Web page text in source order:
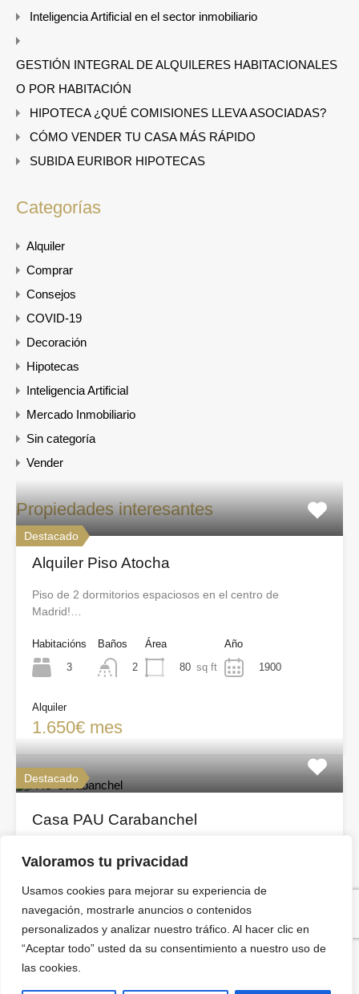
Valoramos tu privacidad
Usamos cookies para mejorar su experiencia de
navegación, mostrarle anuncios o contenidos
personalizados y analizar nuestro tráfico. Al hacer clic en
“Aceptar todo” usted da su consentimiento a nuestro uso de
las cookies.
Inteligencia Artificial en el sector inmobiliario
GESTIÓN INTEGRAL DE ALQUILERES HABITACIONALES
O POR HABITACIÓN
HIPOTECA ¿QUÉ COMISIONES LLEVA ASOCIADAS?
CÓMO VENDER TU CASA MÁS RÁPIDO
SUBIDA EURIBOR HIPOTECAS
Categorías
Alquiler
Comprar
Consejos
COVID-19
Decoración
Hipotecas
Inteligencia Artificial
Mercado Inmobiliario
Sin categoría
Vender
Propiedades interesantes
Destacado
Alquiler Piso Atocha
Piso de 2 dormitorios espaciosos en el centro de
Madrid!…
Habitacións
3
Baños
2
Área
80 sq ft
Año
1900
Alquiler
1.650€ mes
Destacado
Casa PAU Carabanchel
4
3
215
m²
Venta
590.000€